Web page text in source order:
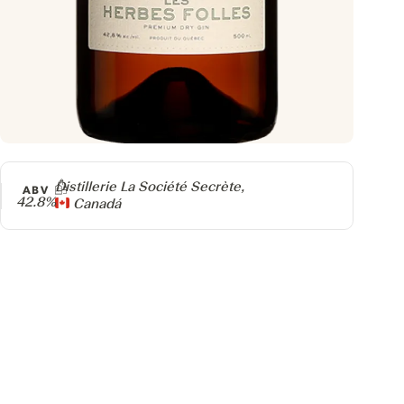
Producer
Distillerie La Société Secrète,
Canadá
ABV
42.8%